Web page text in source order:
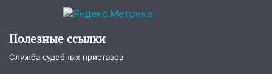
иномарки
05:00 «Каждая пятая женщина и каждый
второй мужчина в мире сталкиваются с
алопецией»: врач рассказал, чем может
Полезные ссылки
Служба судебных приставов